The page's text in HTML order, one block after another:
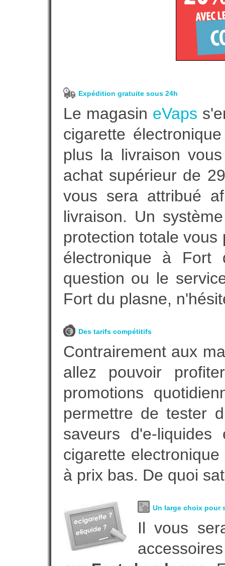
Expédition gratuite sous 24h
Le magasin eVaps
cigarette
plus la livraison
achat supérieur de
vous sera attribué
livraison. Un
protection totale
électronique à Fort
question ou le
Fort du plasne,
Des tarifs compétitifs
Contrairement aux
allez pouvoir
promotions
permettre de tester
saveurs d'e-
cigarette
à prix bas. De quoi
Un large choix pour
Il vous